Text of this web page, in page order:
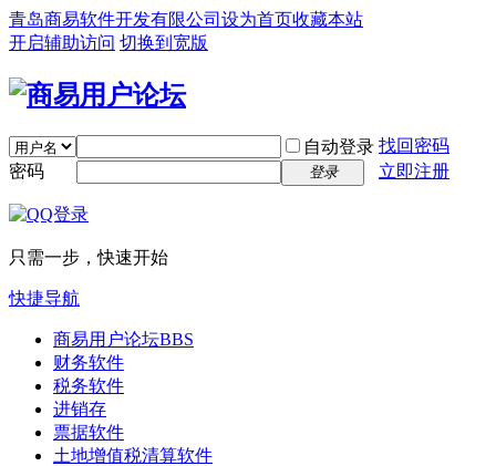
青岛商易软件开发有限公司 设为首页收藏本站
开启辅助访问 切换到宽版
自动登录 找回密码
密码
登录 立即注册
只需一步，快速开始
快捷导航
商易用户论坛BBS
财务软件
税务软件
进销存
票据软件
土地增值税清算软件